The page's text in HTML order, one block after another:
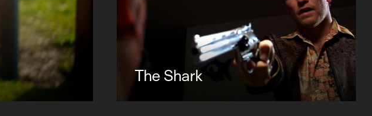
The Shark